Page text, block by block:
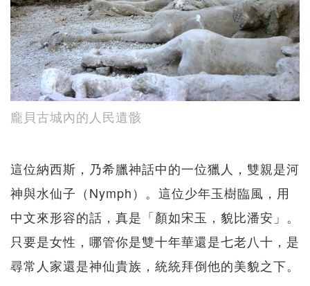
龐貝古城內的人民遺骸
這位納西斯，乃希臘神話中的一位獵人，雙親是河
神與水仙子（Nymph）。這位少年玉樹臨風，用
中文來形容的話，真是「顏如宋玉，貌比潘安」。
只要是女性，哪管你是雙十年華還是七老八十，是
尋常人家還是神仙貴族，統統拜倒他的美貌之下。